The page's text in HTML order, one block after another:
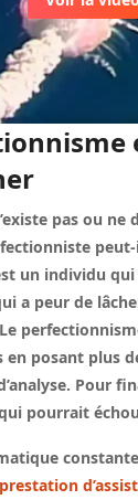
pas ou ne
peut-
un individu
a peur de
en posant plus
Pour
pourrait